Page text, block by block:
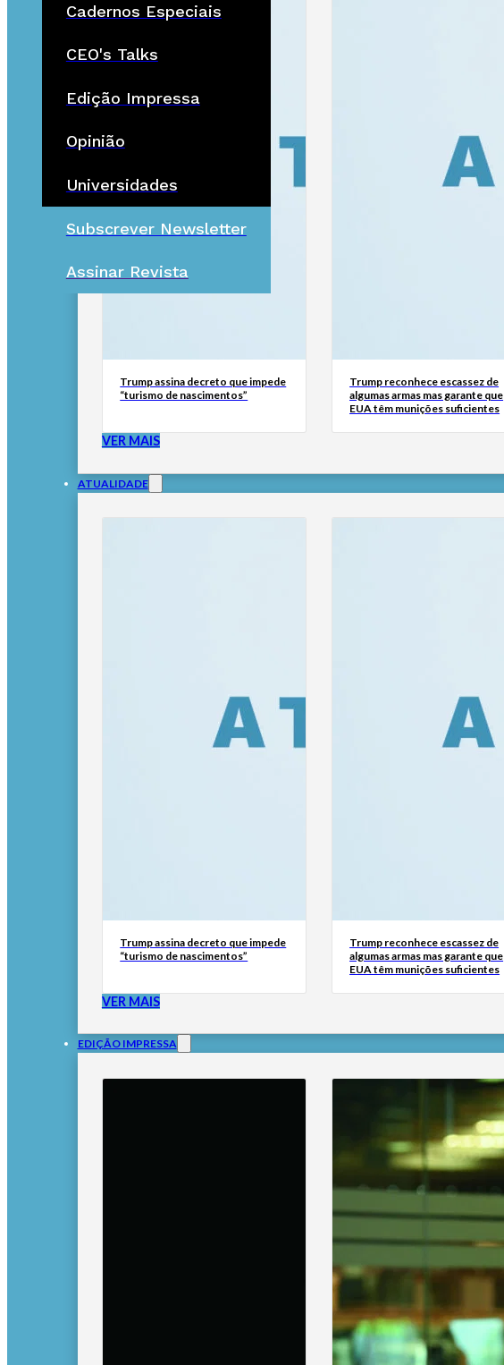
Cadernos Especiais
CEO's Talks
Edição Impressa
Opinião
Universidades
Subscrever Newsletter
Assinar Revista
Trump assina decreto que impede
“turismo de nascimentos”
Trump reconhece escassez de
algumas armas mas garante que
EUA têm munições suficientes
VER MAIS
ATUALIDADE
Trump assina decreto que impede
“turismo de nascimentos”
Trump reconhece escassez de
algumas armas mas garante que
EUA têm munições suficientes
VER MAIS
EDIÇÃO IMPRESSA